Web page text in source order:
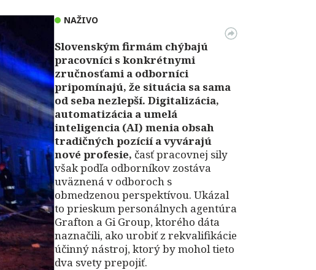
NAŽIVO
Slovenským firmám chýbajú
pracovníci s konkrétnymi
zručnosťami a odborníci
pripomínajú, že situácia sa sama
od seba nezlepší. Digitalizácia,
automatizácia a umelá
inteligencia (AI) menia obsah
tradičných pozícií a vyvárajú
nové profesie, časť pracovnej sily
však podľa odborníkov zostáva
uväznená v odboroch s
obmedzenou perspektívou. Ukázal
to prieskum personálnych agentúra
Grafton a Gi Group, ktorého dáta
naznačili, ako urobiť z rekvalifikácie
účinný nástroj, ktorý by mohol tieto
dva svety prepojiť.